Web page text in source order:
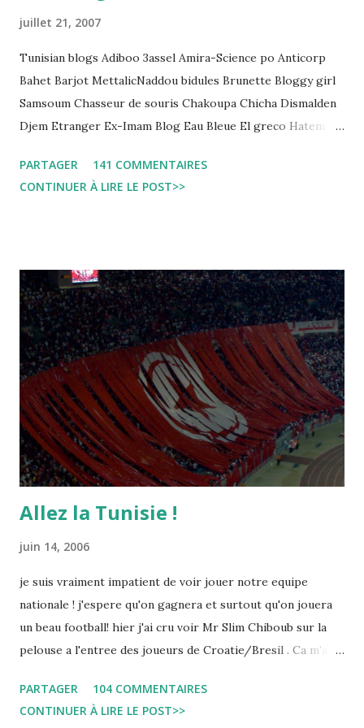
juillet 21, 2007
Tunisian blogs Adiboo 3assel Amira-Science po Anticorp
Bahet Barjot MettalicNaddou bidules Brunette Bloggy girl
Samsoum Chasseur de souris Chakoupa Chicha Dismalden
Djem Etranger Ex-Imam Blog Eau Bleue El greco Hatem
Leila fi amarikia Little Sarah American girl Massir mots a
dire Mouch ex Mazzika Tun...
PARTAGER
141 COMMENTAIRES
CONTINUER À LIRE LE POST>>
Allez la Tunisie !
juin 14, 2006
je suis vraiment impatient de voir jouer notre equipe
nationale ! j'espere qu'on gagnera et surtout qu'on jouera
un beau football! hier j'ai cru voir Mr Slim Chiboub sur la
pelouse a l'entree des joueurs de Croatie/Bresil . Ca m'a
instances internationales.( Je me demande d'ailleurs a quoi
est due cette absence !). Anyway... Inchallah Marbouha !
PARTAGER
104 COMMENTAIRES
CONTINUER À LIRE LE POST>>